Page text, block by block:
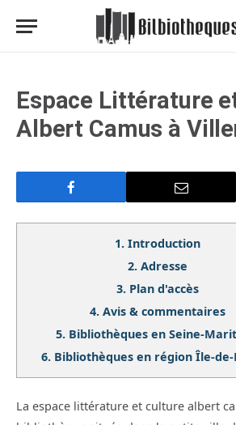
Espace Littérature
Albert Camus à
1. Introduction
2. Adresse
3. Plan d'accès
4. Avis & commentaires
5. Bibliothèques en Seine-
6. Bibliothèques en région Île-de-
La espace littérature et culture albert